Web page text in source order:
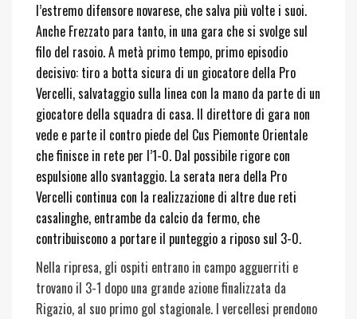
l’estremo difensore novarese, che salva più volte i suoi.
Anche Frezzato para tanto, in una gara che si svolge sul
filo del rasoio. A metà primo tempo, primo episodio
decisivo: tiro a botta sicura di un giocatore della Pro
Vercelli, salvataggio sulla linea con la mano da parte di un
giocatore della squadra di casa. Il direttore di gara non
vede e parte il contro piede del Cus Piemonte Orientale
che finisce in rete per l’1-0. Dal possibile rigore con
espulsione allo svantaggio. La serata nera della Pro
Vercelli continua con la realizzazione di altre due reti
casalinghe, entrambe da calcio da fermo, che
contribuiscono a portare il punteggio a riposo sul 3-0.
Nella ripresa, gli ospiti entrano in campo agguerriti e
trovano il 3-1 dopo una grande azione finalizzata da
Rigazio, al suo primo gol stagionale. I vercellesi prendono